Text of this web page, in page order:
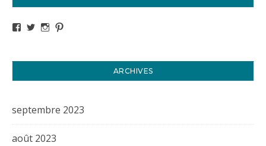
Voir le profil de titval35 sur Facebook
Voir le profil de titval35 sur Twitter
Voir le profil de titval35 sur Instagram
ARCHIVES
septembre 2023
août 2023